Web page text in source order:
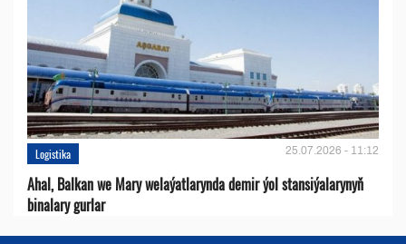
Logistika 25.07.2026 - 11:12
Ahal, Balkan we Mary welaýatlarynda demir ýol stansiýalarynyň
binalary gurlar